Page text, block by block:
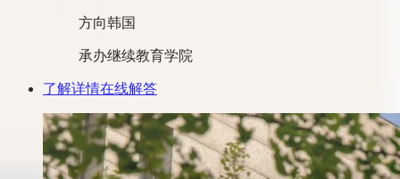
方向韩国
承办继续教育学院
了解详情在线解答